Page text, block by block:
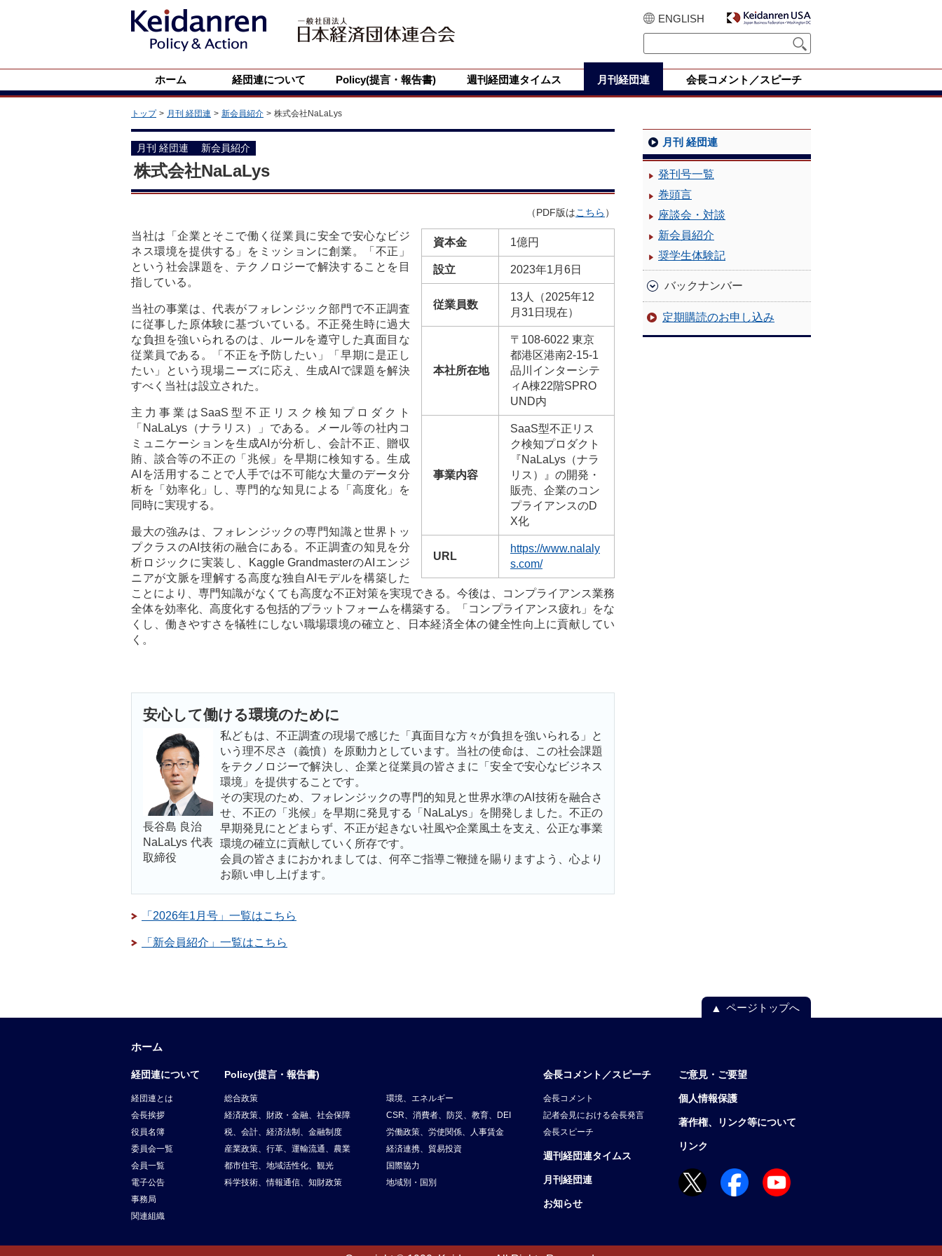
ENGLISH
ホーム 経団連について Policy(提言・報告書) 週刊経団連タイムス 月刊経団連 会長コメント／スピーチ
トップ 月刊 経団連 新会員紹介 株式会社NaLaLys
月刊 経団連 新会員紹介
株式会社NaLaLys
（PDF版はこちら ）
資本金 1億円
設立 2023年1月6日
従業員数
13人（2025年12
月31日現在）
本社所在地
〒108-6022 東京
都港区港南2-15-1
品川インターシテ
ィA棟22階SPRO
UND内
事業内容
SaaS型不正リス
ク検知プロダクト
『NaLaLys（ナラ
リス）』の開発・
販売、企業のコン
プライアンスのD
X化
URL
https://www.nalaly
s.com/
当社は「企業とそこで働く従業員に安全で安心なビジ
ネス環境を提供する」をミッションに創業。「不正」
という社会課題を、テクノロジーで解決することを目
指している。
当社の事業は、代表がフォレンジック部門で不正調査
に従事した原体験に基づいている。不正発生時に過大
な負担を強いられるのは、ルールを遵守した真面目な
従業員である。「不正を予防したい」「早期に是正し
たい」という現場ニーズに応え、生成AIで課題を解決
すべく当社は設立された。
主力事業はSaaS型不正リスク検知プロダクト
「NaLaLys（ナラリス）」である。メール等の社内コ
ミュニケーションを生成AIが分析し、会計不正、贈収
賄、談合等の不正の「兆候」を早期に検知する。生成
AIを活用することで人手では不可能な大量のデータ分
析を「効率化」し、専門的な知見による「高度化」を
同時に実現する。
最大の強みは、フォレンジックの専門知識と世界トッ
プクラスのAI技術の融合にある。不正調査の知見を分
析ロジックに実装し、Kaggle GrandmasterのAIエンジ
ニアが文脈を理解する高度な独自AIモデルを構築した
ことにより、専門知識がなくても高度な不正対策を実現できる。今後は、コンプライアンス業務
全体を効率化、高度化する包括的プラットフォームを構築する。「コンプライアンス疲れ」をな
くし、働きやすさを犠牲にしない職場環境の確立と、日本経済全体の健全性向上に貢献してい
く。
安心して働ける環境のために
長谷島 良治
NaLaLys 代表
取締役
私どもは、不正調査の現場で感じた「真面目な方々が負担を強いられる」と
いう理不尽さ（義憤）を原動力としています。当社の使命は、この社会課題
をテクノロジーで解決し、企業と従業員の皆さまに「安全で安心なビジネス
環境」を提供することです。
その実現のため、フォレンジックの専門的知見と世界水準のAI技術を融合さ
せ、不正の「兆候」を早期に発見する「NaLaLys」を開発しました。不正の
早期発見にとどまらず、不正が起きない社風や企業風土を支え、公正な事業
環境の確立に貢献していく所存です。
会員の皆さまにおかれましては、何卒ご指導ご鞭撻を賜りますよう、心より
お願い申し上げます。
「2026年1月号」一覧はこちら
「新会員紹介」一覧はこちら
月刊 経団連
発刊号一覧
巻頭言
座談会・対談
新会員紹介
奨学生体験記
バックナンバー
定期購読のお申し込み
ページトップへ
ホーム
経団連について
経団連とは
会長挨拶
役員名簿
委員会一覧
会員一覧
電子公告
事務局
関連組織
Policy(提言・報告書)
総合政策
環境、エネルギー
経済政策、財政・金融、社会保障
CSR、消費者、防災、教育、DEI
税、会計、経済法制、金融制度
労働政策、労使関係、人事賃金
産業政策、行革、運輸流通、農業
経済連携、貿易投資
都市住宅、地域活性化、観光
国際協力
科学技術、情報通信、知財政策
地域別・国別
会長コメント／スピーチ
会長コメント
記者会見における会長発言
会長スピーチ
週刊経団連タイムス
月刊経団連
お知らせ
ご意見・ご要望
個人情報保護
著作権、リンク等について
リンク